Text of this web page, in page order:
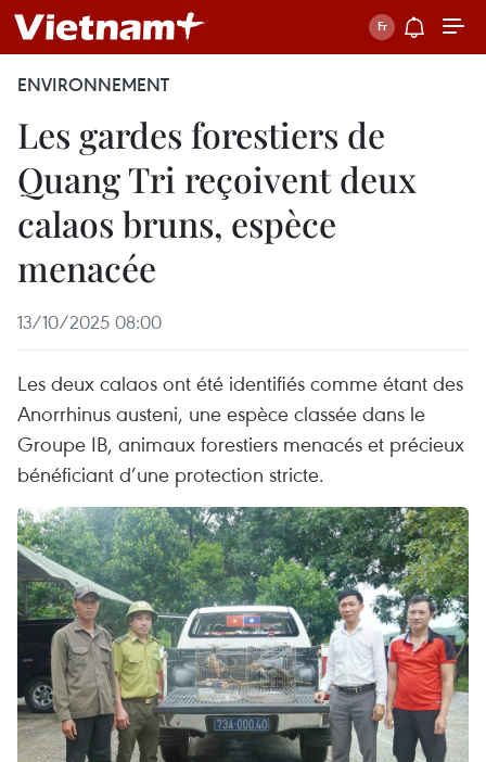
ENVIRONNEMENT
Les gardes forestiers de
Quang Tri reçoivent deux
calaos bruns, espèce
menacée
13/10/2025 08:00
Les deux calaos ont été identifiés comme étant des
Anorrhinus austeni, une espèce classée dans le
Groupe IB, animaux forestiers menacés et précieux
bénéficiant d’une protection stricte.